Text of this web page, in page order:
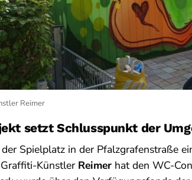
Reimer
setzt Schlusspunkt der
Spielplatz in der Pfalzgrafenstraße
Künstler Reimerhat den WC-